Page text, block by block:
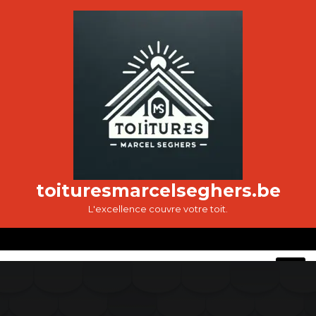
toituresmarcelseghers.be
L'excellence couvre votre toit.